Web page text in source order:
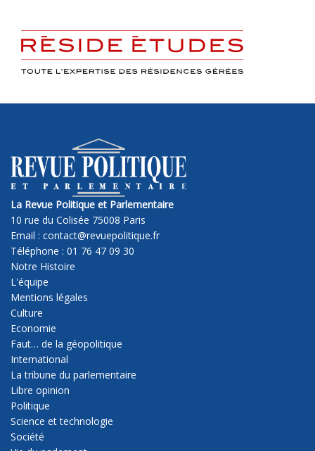
La Revue Politique et Parlementaire
10 rue du Colisée 75008 Paris
Email : contact@revuepolitique.fr
Téléphone : 01 76 47 09 30
Notre Histoire
L'équipe
Mentions légales
Culture
Economie
Faut… de la géopolitique
International
La tribune du parlementaire
Libre opinion
Politique
Science et technologie
Société